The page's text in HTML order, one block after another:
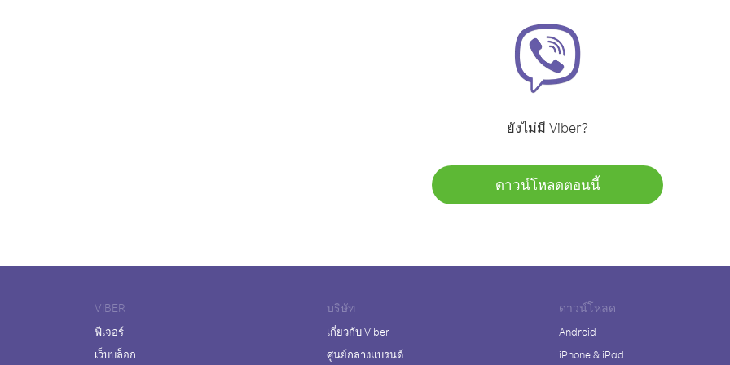
ยังไม่มี Viber?
ดาวน์โหลดตอนนี้
VIBER
ฟีเจอร์
เว็บบล็อก
บริษัท
เกี่ยวกับ Viber
ศูนย์กลางแบรนด์
ดาวน์โหลด
Android
iPhone & iPad